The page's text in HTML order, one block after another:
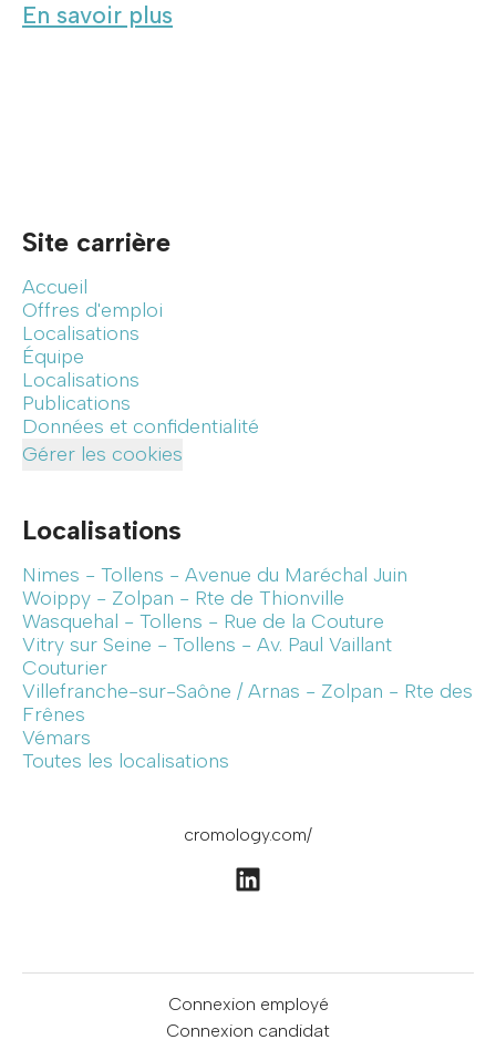
En savoir plus
Site carrière
Accueil
Offres d'emploi
Localisations
Équipe
Localisations
Publications
Données et confidentialité
Gérer les cookies
Localisations
Nimes - Tollens - Avenue du Maréchal Juin
Woippy - Zolpan - Rte de Thionville
Wasquehal - Tollens - Rue de la Couture
Vitry sur Seine - Tollens - Av. Paul Vaillant
Couturier
Villefranche-sur-Saône / Arnas - Zolpan - Rte des
Frênes
Vémars
Toutes les localisations
cromology.com/
Connexion employé
Connexion candidat